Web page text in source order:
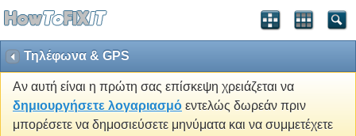
Τηλέφωνα & GPS
Αν αυτή είναι η πρώτη σας επίσκεψη χρειάζεται να
δημιουργήσετε λογαριασμό εντελώς δωρεάν πριν
μπορέσετε να δημοσιεύσετε μηνύματα και να συμμετέχετε